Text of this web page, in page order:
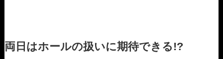
両日はホールの扱いに期待できる!?